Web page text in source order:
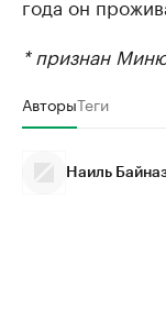
года он
* признан
АвторыТеги
Наиль